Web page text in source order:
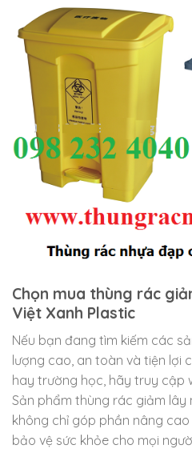
Chọn mua thùng rác
Việt Xanh Plastic
Nếu bạn đang tìm kiếm các
lượng cao, an toàn và tiện lợi
hay trường học, hãy truy cập
Sản phẩm thùng rác giảm lây
không chỉ góp phần nâng
bảo vệ sức khỏe cho mọi